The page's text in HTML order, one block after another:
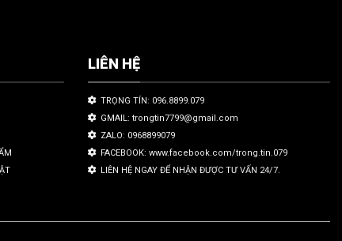
LIÊN HỆ
TRỌNG TÍN: 096.8899.079
GMAIL: trongtin7799@gmail.com
ZALO: 0968899079
FACEBOOK: www.facebook.com/trong.tin.079
LIÊN HỆ NGAY ĐỂ NHẬN ĐƯỢC TƯ VẤN 24/7.